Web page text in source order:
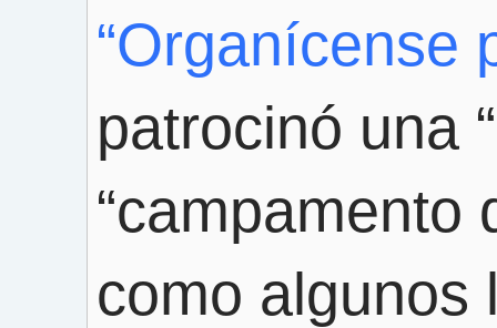
“Organícense
patrocinó una
“campamento
como algunos